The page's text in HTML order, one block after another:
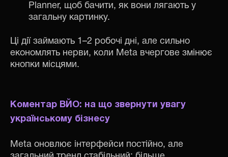
Planner, щоб бачити, як вони лягають у
загальну картинку.
Ці дії займають 1–2 робочі дні, але сильно
економлять нерви, коли Meta вчергове змінює
кнопки місцями.
Коментар ВЙО: на що звернути увагу
українському бізнесу
Meta оновлює інтерфейси постійно, але